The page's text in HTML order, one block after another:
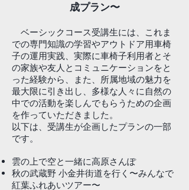
成プラン〜
ベーシックコース受講生には、これま
での専門知識の学習やアウトドア用車椅
子の運用実践、実際に車椅子利用者とそ
の家族や友人とコミュニケーションをと
った経験から、また、所属地域の魅力を
最大限に引き出し、多様な人々に自然の
中での活動を楽しんでもらうための企画
を作っていただきました。
以下は、受講生が企画したプランの一部
です。
雲の上で空と一緒に高原さんぽ
秋の武蔵野 小金井街道を行く〜みんなで
紅葉ふれあいツアー〜